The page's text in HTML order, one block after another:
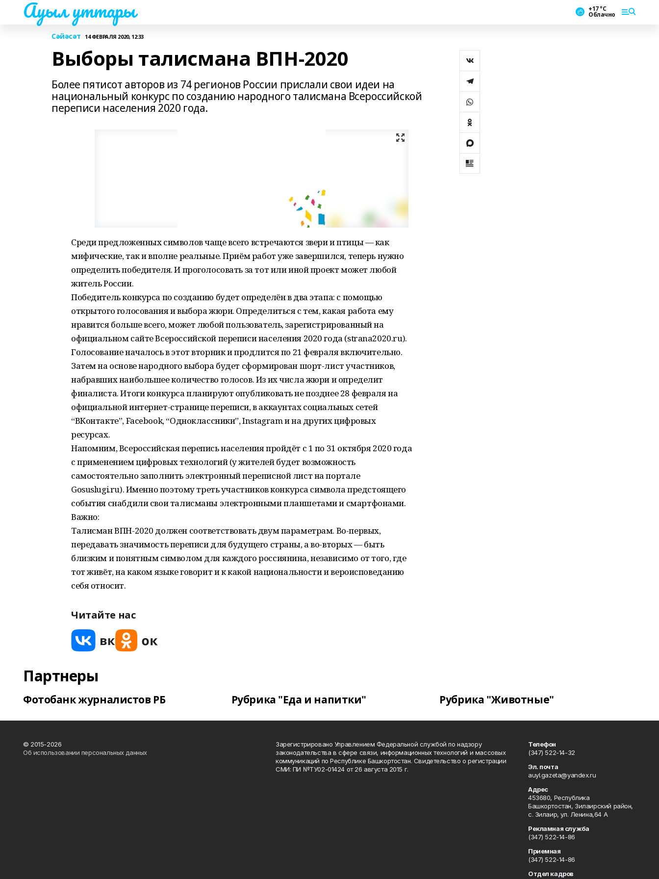
Ауыл уттары +17 °С
Облачно
Сәйәсәт 14 ФЕВРАЛЯ 2020, 12:33
Выборы талисмана ВПН-2020
Более пятисот авторов из 74 регионов России прислали свои идеи на
национальный конкурс по созданию народного талисмана Всероссийской
переписи населения 2020 года.
Среди предложенных символов чаще всего встречаются звери и птицы — как
мифические, так и вполне реальные. Приём работ уже завершился, теперь нужно
определить победителя. И проголосовать за тот или иной проект может любой
житель России.
Победитель конкурса по созданию будет определён в два этапа: с помощью
открытого голосования и выбора жюри. Определиться с тем, какая работа ему
нравится больше всего, может любой пользователь, зарегистрированный на
официальном сайте Всероссийской переписи населения 2020 года (strana2020.ru).
Голосование началось в этот вторник и продлится по 21 февраля включительно.
Затем на основе народного выбора будет сформирован шорт-лист участников,
набравших наибольшее количество голосов. Из их числа жюри и определит
финалиста. Итоги конкурса планируют опубликовать не позднее 28 февраля на
официальной интернет-странице переписи, в аккаунтах социальных сетей
“ВКонтакте”, Facebook, “Одноклассники”, Instagram и на других цифровых
ресурсах.
Напомним, Всероссийская перепись населения пройдёт с 1 по 31 октября 2020 года
с применением цифровых технологий (у жителей будет возможность
самостоятельно заполнить электронный переписной лист на портале
Gosuslugi.ru). Именно поэтому треть участников конкурса символа предстоящего
события снабдили свои талисманы электронными планшетами и смартфонами.
Важно:
Талисман ВПН-2020 должен соответствовать двум параметрам. Во-первых,
передавать значимость переписи для будущего страны, а во-вторых — быть
близким и понятным символом для каждого россиянина, независимо от того, где
тот живёт, на каком языке говорит и к какой национальности и вероисповеданию
себя относит.
Читайте нас
Партнеры
Фотобанк журналистов РБ Рубрика "Еда и напитки" Рубрика "Животные"
© 2015-2026
Об использовании персональных данных
Зарегистрировано Управлением Федеральной службой по надзору
законодательства в сфере связи, информационных технологий и массовых
коммуникаций по Республике Башкортостан. Свидетельство о регистрации
СМИ: ПИ №ТУ02-01424 от 26 августа 2015 г.
Телефон
(347) 522-14-32
Эл. почта
auyl.gazeta@yandex.ru
Адрес
453680, Республика
Башкортостан, Зилаирский район,
с. Зилаир, ул. Ленина,64 А
Рекламная служба
(347) 522-14-86
Приемная
(347) 522-14-86
Отдел кадров